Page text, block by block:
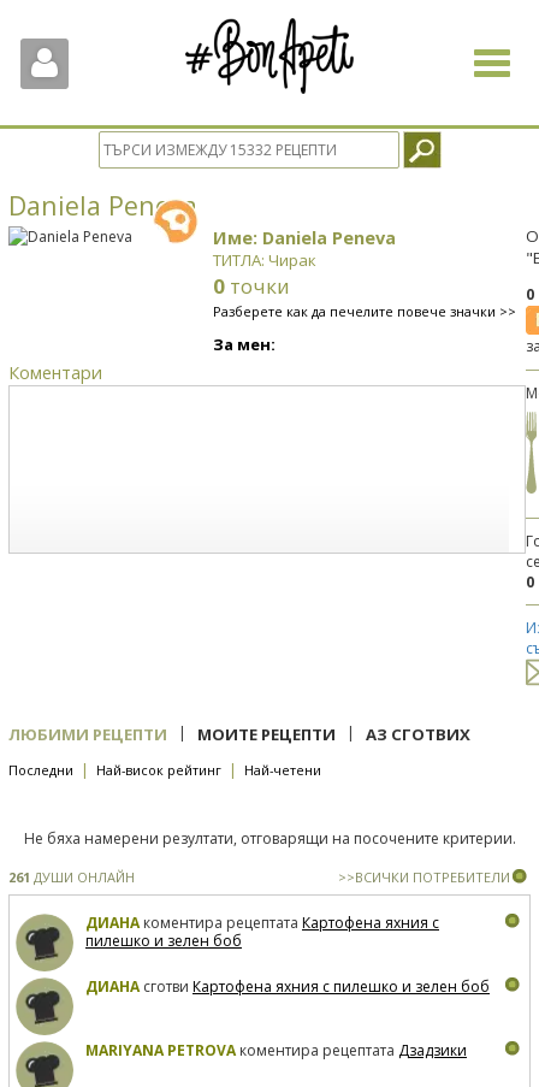
Toggle
Daniela Peneva
Име: Daniela Peneva
ТИТЛА: Чирак
0 точки
Разберете как да печелите повече значки >>
За мен:
Коментари
0
ЛЮБИМИ РЕЦЕПТИ | МОИТЕ РЕЦЕПТИ | АЗ СГОТВИХ
Последни | Най-висок рейтинг | Най-четени
Не бяха намерени резултати, отговарящи на посочените критерии.
261 ДУШИ ОНЛАЙН >>ВСИЧКИ ПОТРЕБИТЕЛИ
ДИАНАкоментира рецептата Картофена яхния с
пилешко и зелен боб
ДИАНАсготви Картофена яхния с пилешко и зелен боб
MARIYANA PETROVAкоментира рецептата Дзадзики